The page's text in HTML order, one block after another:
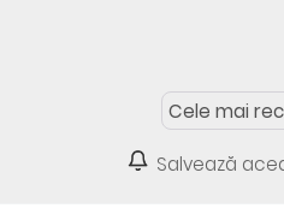
Salvează